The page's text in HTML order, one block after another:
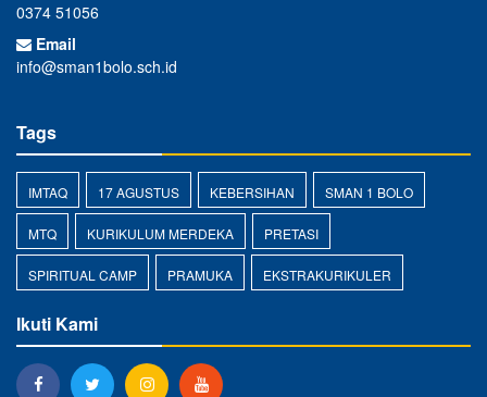
0374 51056
Email
info@sman1bolo.sch.id
Tags
IMTAQ 17 AGUSTUS KEBERSIHAN SMAN 1 BOLO
MTQ KURIKULUM MERDEKA PRETASI
SPIRITUAL CAMP PRAMUKA EKSTRAKURIKULER
Ikuti Kami